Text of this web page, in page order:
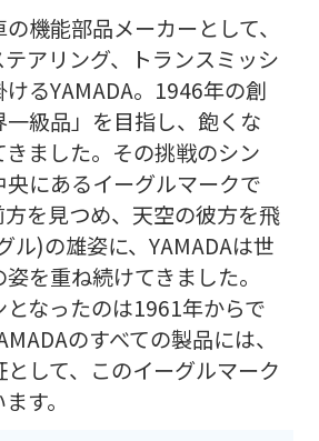
機能部品メーカーとして、
アリング、トランスミッシ
けるYAMADA。1946年の創
級品」を目指し、飽くな
きました。その挑戦のシン
にあるイーグルマークで
を見つめ、天空の彼方を飛
ル)の雄姿に、YAMADAは世
を重ね続けてきました。
なったのは1961年からで
のすべての製品には、
して、このイーグルマーク
す。